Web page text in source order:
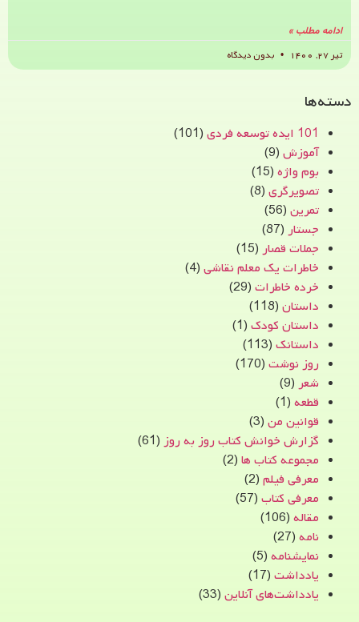
ادامه مطلب »
تیر ۲۷, ۱۴۰۰
بدون دیدگاه
دسته‌ها
101 ایده توسعه فردی
(101)
آموزش (9)
بوم واژه (15)
تصویرگری (8)
تمرین (56)
جستار (87)
جملات قصار (15)
خاطرات یک معلم نقاشی (4)
خرده خاطرات (29)
داستان (118)
داستان کودک (1)
داستانک (113)
روز نوشت (170)
شعر (9)
قطعه (1)
قوانین من (3)
گزارش خوانش کتاب روز به روز (61)
مجموعه کتاب ها (2)
معرفی فیلم (2)
معرفی کتاب (57)
مقاله (106)
نامه (27)
نمایشنامه (5)
یادداشت (17)
یادداشت‌های آنلاین (33)